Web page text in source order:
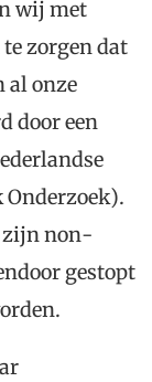
wij met
te zorgen dat
al onze
door een
zijn non-
gestopt